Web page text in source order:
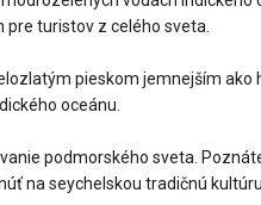
turistov z celého sveta.
pieskom jemnejším ako
oceánu.
podmorského sveta.
na seychelskou tradičnú